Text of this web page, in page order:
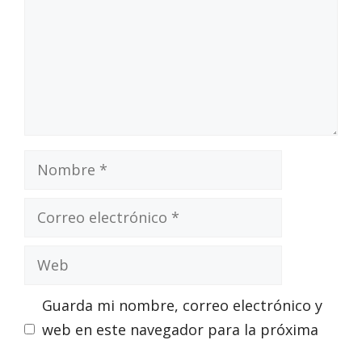
Nombre
Correo
Web
Guarda mi nombre, correo electrónico y
web en este navegador para la próxima